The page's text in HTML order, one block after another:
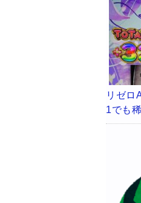
リゼロ
1でも